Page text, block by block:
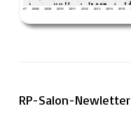
RP-Salon-Newletter